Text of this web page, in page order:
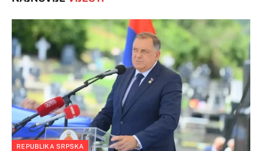
REPUBLIKA SRPSKA